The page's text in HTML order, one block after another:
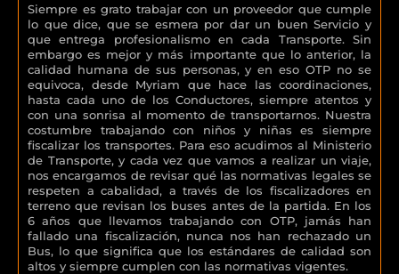
Siempre es grato trabajar con un proveedor que cumple
lo que dice, que se esmera por dar un buen Servicio y
que entrega profesionalismo en cada Transporte. Sin
embargo es mejor y más importante que lo anterior, la
calidad humana de sus personas, y en eso OTP no se
equivoca, desde Myriam que hace las coordinaciones,
hasta cada uno de los Conductores, siempre atentos y
con una sonrisa al momento de transportarnos. Nuestra
costumbre trabajando con niños y niñas es siempre
fiscalizar los transportes. Para eso acudimos al Ministerio
de Transporte, y cada vez que vamos a realizar un viaje,
nos encargamos de revisar qué las normativas legales se
respeten a cabalidad, a través de los fiscalizadores en
terreno que revisan los buses antes de la partida. En los
6 años que llevamos trabajando con OTP, jamás han
fallado una fiscalización, nunca nos han rechazado un
Bus, lo que significa que los estándares de calidad son
altos y siempre cumplen con las normativas vigentes.